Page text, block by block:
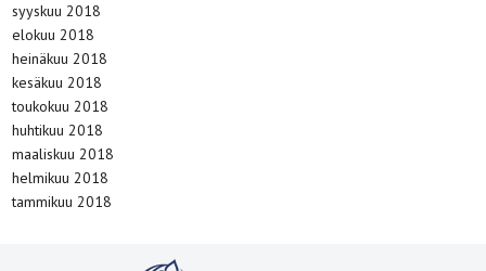
syyskuu 2018
elokuu 2018
heinäkuu 2018
kesäkuu 2018
toukokuu 2018
huhtikuu 2018
maaliskuu 2018
helmikuu 2018
tammikuu 2018